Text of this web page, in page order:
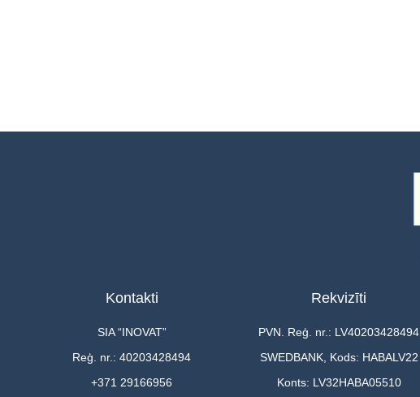
Kontakti
SIA “INOVAT”
Reģ. nr.: 40203428494
+371 29166956
Rekvizīti
PVN. Reģ. nr.: LV40203428494
SWEDBANK, Kods: HABALV22
Konts: LV32HABA05510